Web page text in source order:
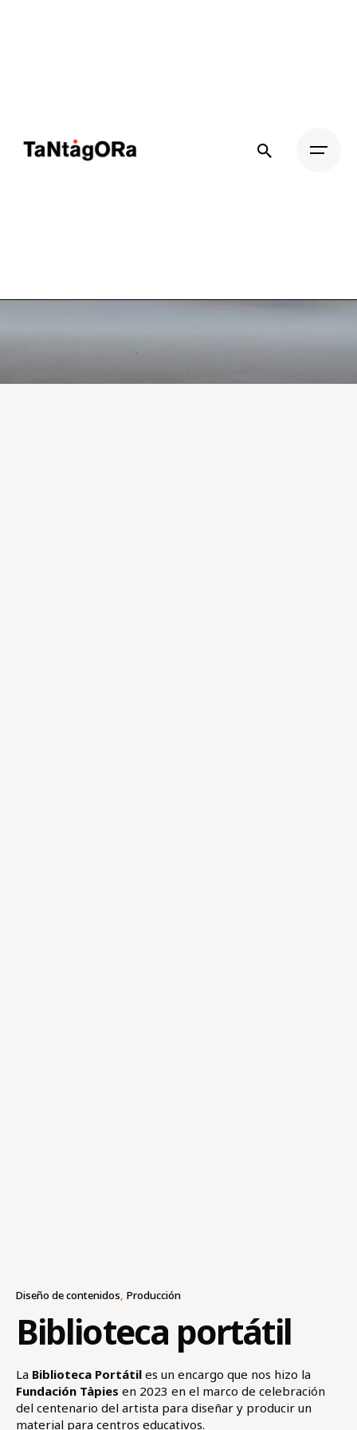
Diseño de contenidos Producción
Biblioteca portátil
La Biblioteca Portátil es un encargo que nos hizo la
Fundación Tàpies en 2023 en el marco de celebración
del centenario del artista para diseñar y producir un
material para centros educativos.